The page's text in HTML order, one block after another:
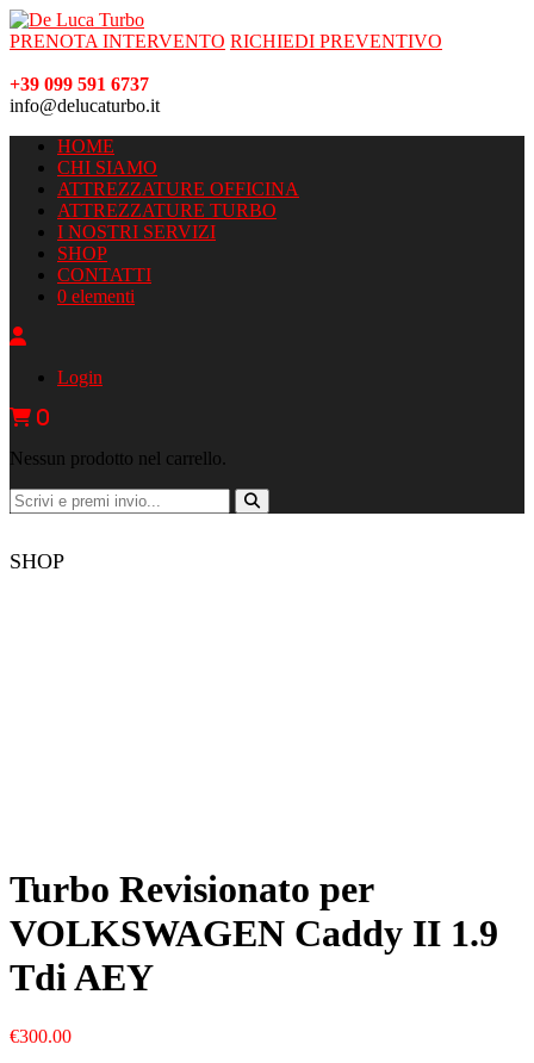
PRENOTA INTERVENTO RICHIEDI PREVENTIVO
+39 099 591 6737
info@delucaturbo.it
HOME
CHI SIAMO
ATTREZZATURE OFFICINA
ATTREZZATURE TURBO
I NOSTRI SERVIZI
SHOP
CONTATTI
0 elementi
Login
0
Nessun prodotto nel carrello.
SHOP
Turbo Revisionato per
VOLKSWAGEN Caddy II 1.9
Tdi AEY
€300.00